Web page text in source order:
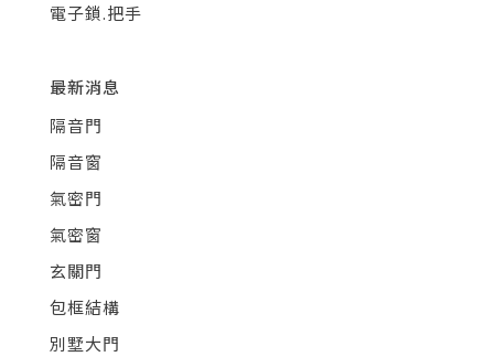
電子鎖.把手
最新消息
隔音門
隔音窗
氣密門
氣密窗
玄關門
包框結構
別墅大門